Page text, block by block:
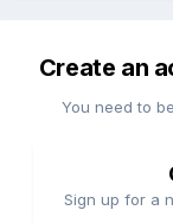
Create an
You need to
Sign up for a